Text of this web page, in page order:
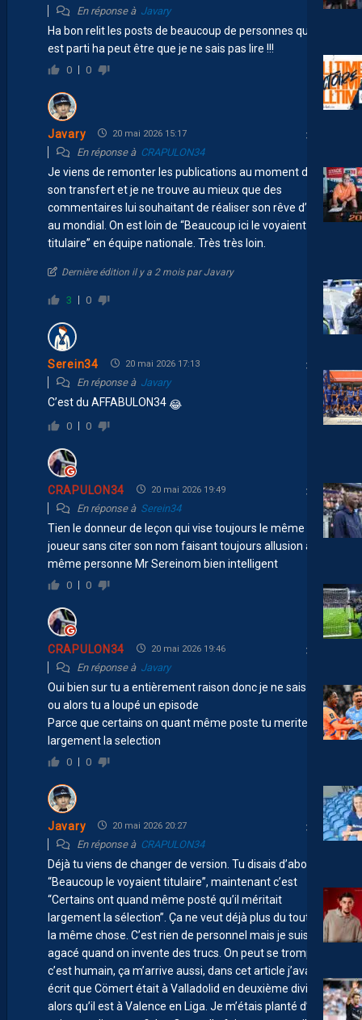
En réponse à Javary
Ha bon relit les posts de beaucoup de personnes quant il
est parti ha peut être que je ne sais pas lire !!!
0 0
Javary 20 mai 2026 15:17
En réponse à CRAPULON34
Je viens de remonter les publications au moment de
son transfert et je ne trouve au mieux que des
commentaires lui souhaitant de réaliser son rêve d’aller
au mondial. On est loin de “Beaucoup ici le voyaient
titulaire” en équipe nationale. Très très loin.
Dernière édition il y a 2 mois par Javary
3 0
Serein34 20 mai 2026 17:13
En réponse à Javary
C’est du AFFABULON34😂
0 0
CRAPULON34 20 mai 2026 19:49
En réponse à Serein34
Tien le donneur de leçon qui vise toujours le même
joueur sans citer son nom faisant toujours allusion a la
même personne Mr Sereinom bien intelligent
0 0
CRAPULON34 20 mai 2026 19:46
En réponse à Javary
Oui bien sur tu a entièrement raison donc je ne sais lire
ou alors tu a loupé un episode
Parce que certains on quant même poste tu merite
largement la selection
0 0
Javary 20 mai 2026 20:27
En réponse à CRAPULON34
Déjà tu viens de changer de version. Tu disais d’abord
“Beaucoup le voyaient titulaire”, maintenant c’est
“Certains ont quand même posté qu’il méritait
largement la sélection”. Ça ne veut déjà plus du tout dire
la même chose. C’est rien de personnel mais je suis
agacé quand on invente des trucs. On peut se tromper,
c’est humain, ça m’arrive aussi, dans cet article j’avais
écrit que Cömert était à Valladolid en deuxième division
alors qu’il est à Valence en Liga. Je m’étais planté d’une